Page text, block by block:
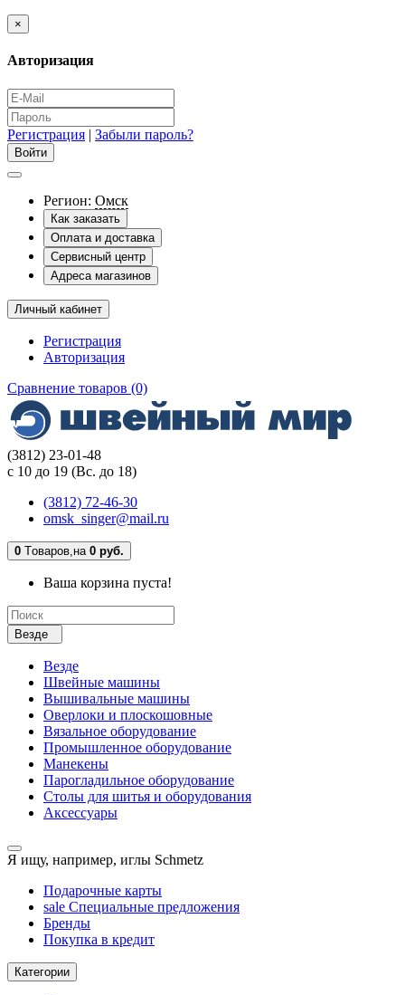
×
Авторизация
Регистрация | Забыли пароль?
Регион: Омск
Как заказать
Оплата и доставка
Сервисный центр
Адреса магазинов
Личный кабинет
Регистрация
Авторизация
Сравнение товаров (0)
(3812) 23-01-48
с 10 до 19 (Вс. до 18)
(3812) 72-46-30
omsk_singer@mail.ru
0 Tоваров,на 0 руб.
Ваша корзина пуста!
Везде
Везде
Швейные машины
Вышивальные машины
Оверлоки и плоскошовные
Вязальное оборудование
Промышленное оборудование
Манекены
Парогладильное оборудование
Столы для шитья и оборудования
Аксессуары
Я ищу, например, иглы Schmetz
Подарочные карты
sale Специальные предложения
Бренды
Покупка в кредит
Категории